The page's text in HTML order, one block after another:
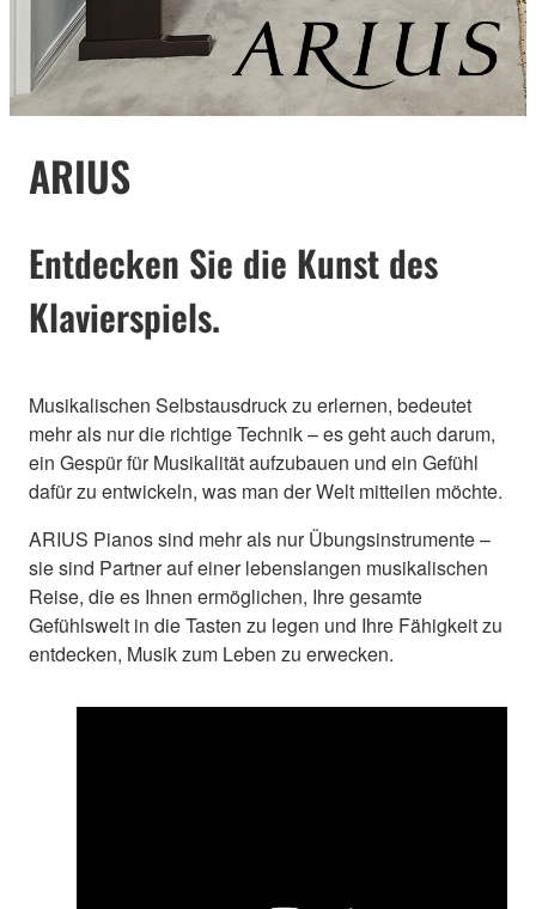
ARIUS
Entdecken Sie die Kunst des
Klavierspiels.
Musikalischen Selbstausdruck zu erlernen, bedeutet
mehr als nur die richtige Technik – es geht auch darum,
ein Gespür für Musikalität aufzubauen und ein Gefühl
dafür zu entwickeln, was man der Welt mitteilen möchte.
ARIUS Pianos sind mehr als nur Übungsinstrumente –
sie sind Partner auf einer lebenslangen musikalischen
Reise, die es Ihnen ermöglichen, Ihre gesamte
Gefühlswelt in die Tasten zu legen und Ihre Fähigkeit zu
entdecken, Musik zum Leben zu erwecken.